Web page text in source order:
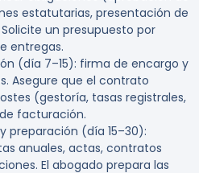
estatutarias, presentación de
un presupuesto por
entregas.
(día 7–15): firma de encargo y
Asegure que el contrato
(gestoría, tasas registrales,
facturación.
preparación (día 15–30):
anuales, actas, contratos
El abogado prepara las